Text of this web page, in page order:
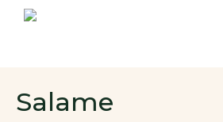
Área de cliente
Salame